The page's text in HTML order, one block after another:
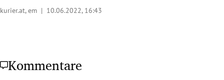
kurier.at, em | 10.06.2022, 16:43
Kommentare